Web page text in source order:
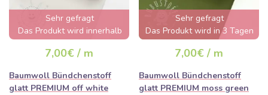
Sehr gefragt
Das Produkt wird innerhalb
von wenigen Stunden
ausverkauft sein
7,00€ / m
Baumwoll Bündchenstoff
glatt PREMIUM off white
Sehr gefragt
Das Produkt wird in 3 Tagen
ausverkauft sein
7,00€ / m
Baumwoll Bündchenstoff
glatt PREMIUM moss green